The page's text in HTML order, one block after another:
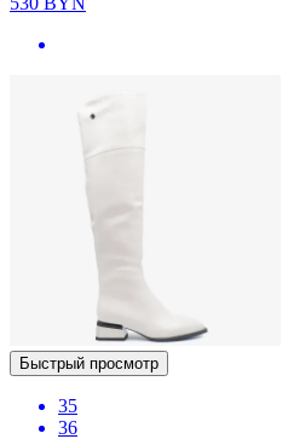
Быстрый просмотр
35
36